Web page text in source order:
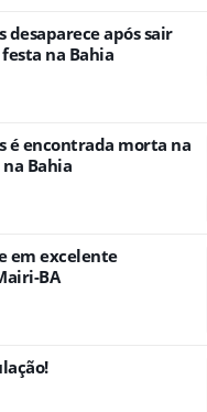
desaparece após sair
na Bahia
é encontrada morta na
na Bahia
em excelente
BA